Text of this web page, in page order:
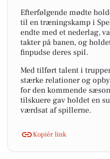
Efterfølgende mødte
til en træningskamp i
endte med et nederlag,
takter på banen, og
finpudse deres spil.
Med tilført talent i
stærke relationer og
for den kommende
tilskuere gav holdet en
værdsat af spillerne.
Kopiér link